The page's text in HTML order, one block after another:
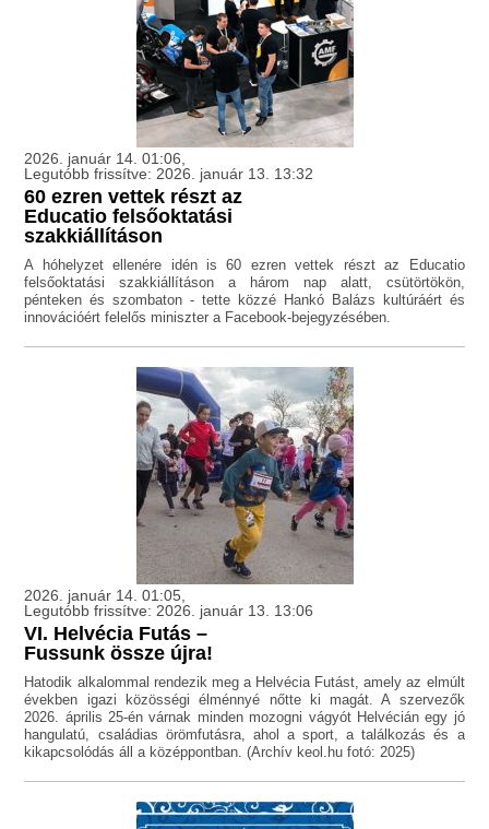
2026. január 14. 01:06,
Legutóbb frissítve: 2026. január 13. 13:32
60 ezren vettek részt az
Educatio felsőoktatási
szakkiállításon
A hóhelyzet ellenére idén is 60 ezren vettek részt az Educatio
felsőoktatási szakkiállításon a három nap alatt, csütörtökön,
pénteken és szombaton - tette közzé Hankó Balázs kultúráért és
innovációért felelős miniszter a Facebook-bejegyzésében.
2026. január 14. 01:05,
Legutóbb frissítve: 2026. január 13. 13:06
VI. Helvécia Futás –
Fussunk össze újra!
Hatodik alkalommal rendezik meg a Helvécia Futást, amely az elmúlt
években igazi közösségi élménnyé nőtte ki magát. A szervezők
2026. április 25-én várnak minden mozogni vágyót Helvécián egy jó
hangulatú, családias örömfutásra, ahol a sport, a találkozás és a
kikapcsolódás áll a középpontban. (Archív keol.hu fotó: 2025)